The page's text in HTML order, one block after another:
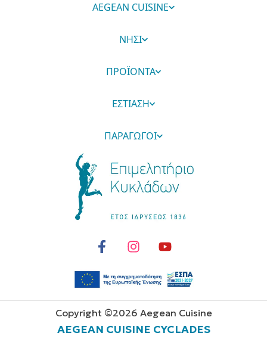
AEGEAN CUISINE
ΝΗΣΙ
ΠΡΟΪΟΝΤΑ
ΕΣΤΙΑΣΗ
ΠΑΡΑΓΩΓΟΙ
Copyright ©2026 Aegean Cuisine
AEGEAN CUISINE CYCLADES